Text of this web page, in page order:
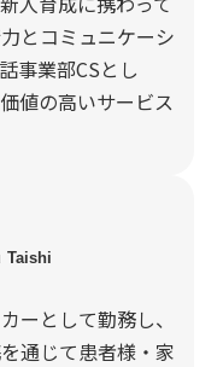
とコミュニケーシ
事業部CSとし
値の高いサービス
Taishi
ーとして勤務し、
通じて患者様・家